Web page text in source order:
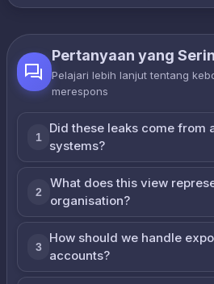
Pertanyaan yang
Pelajari lebih lanjut tentang
merespons
1
Did these leaks come from
systems?
2
What does this view
organisation?
3
How should we handle
accounts?